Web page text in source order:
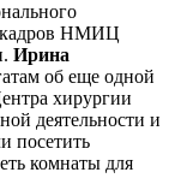
кадров НМИЦ
Ирина
об еще одной
хирургии
деятельности и
посетить
комнаты для